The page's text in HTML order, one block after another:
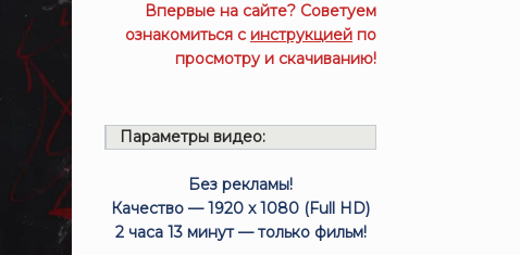
Впервые на сайте? Советуем
ознакомиться с инструкцией по
просмотру и скачиванию!
Параметры видео:
Без рекламы!
Качество — 1920 x 1080 (Full HD)
2 часа 13 минут — только фильм!